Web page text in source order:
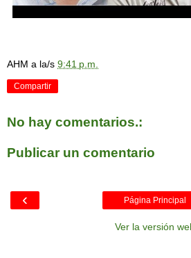
AHM a la/s 9:41 p.m.
Compartir
No hay comentarios.:
Publicar un comentario
‹ Página Principal
Ver la versión